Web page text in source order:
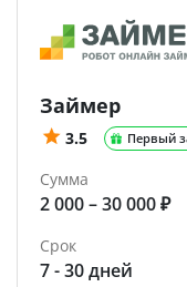
Займер
3.5 Первый
Сумма
2 000 – 30 000 ₽
Срок
7 - 30 дней